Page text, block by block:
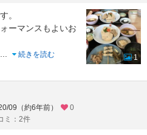
。
ーマンスもよいお
続きを読む
1
09（約6年前）
0
ミ：2件